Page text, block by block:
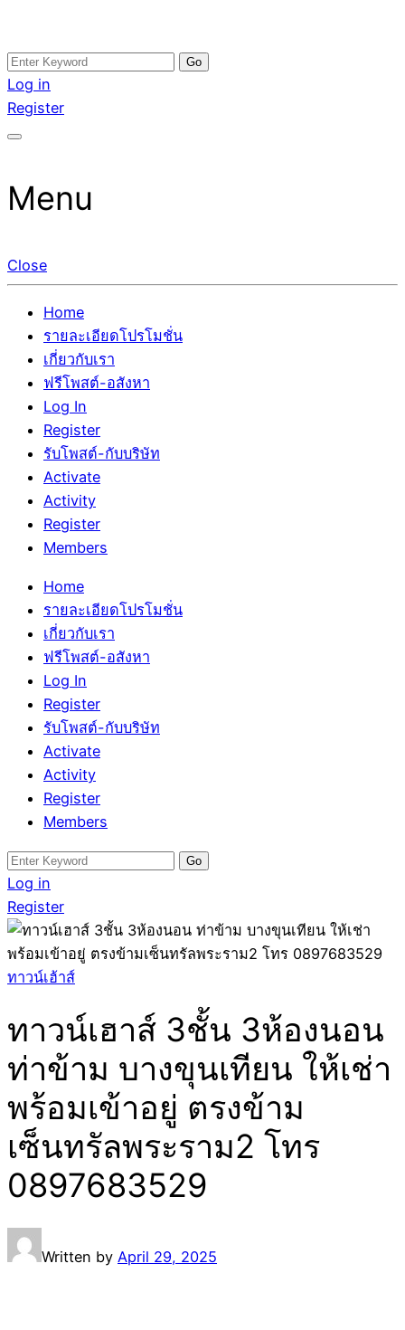
Skip
to
content
อสังหาโพสต์ รีวิวเยอะ รับจ้างโพสต์ขายบ้าน รับจ้างโพสต์อสัง
หา แตกต่างอย่างตั้งใจ รับรองผล อันดับ1 การโพสต์ขายอสังหา
กับทีมงานบริษัท บ้าน ที่ดิน คอนโด ติดGoogleหน้าแรกได้จริงๆ
รับจ้างโพสอสังหา ขายบ้าน อสังหาโพสต์ เชื่อถือได้จริง รับ
โพสต์ ที่ดิน กับทีมงานบริษัท ถูกและดีที่สุด ไม่มีค่านายหน้า
ขายได้จริงๆ ช่วยสร้างโอกาสในการขายได้มากกว่า ที่เดียว ที่
Search
for:
Log in
Register
Menu
Close
Home
รายละเอียดโปรโมชั่น
เกี่ยวกับเรา
ฟรีโพสต์-อสังหา
Log In
Register
รับโพสต์-กับบริษัท
Activate
Activity
Register
Members
Home
รายละเอียดโปรโมชั่น
เกี่ยวกับเรา
ฟรีโพสต์-อสังหา
Log In
Register
รับโพสต์-กับบริษัท
Activate
Activity
Register
Members
Search
for:
Log in
Register
ทาวน์เฮ้าส์
ทาวน์เฮาส์ 3ชั้น 3ห้องนอน
ท่าข้าม บางขุนเทียน ให้เช่า
พร้อมเข้าอยู่ ตรงข้าม
เซ็นทรัลพระราม2 โทร
0897683529
Written by April 29, 2025